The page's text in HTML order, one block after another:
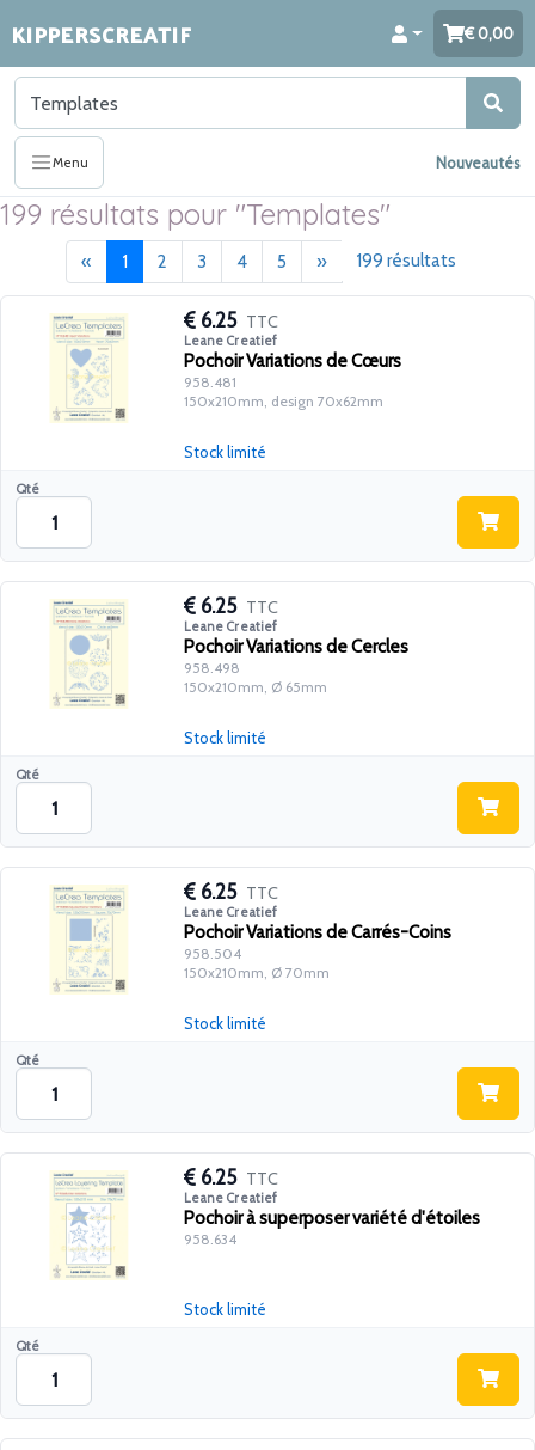
KIPPERSCREATIF 0,00
Menu Nouveautés
199 résultats pour "Templates"
«Précédent
1(current)
2 3 4 5 »Suivant199 résultats
6.25 TTC
Leane Creatief
Pochoir Variations de Cœurs
958.481
150x210mm, design 70x62mm
Qté
Stock limité
6.25 TTC
Leane Creatief
Pochoir Variations de Cercles
958.498
150x210mm, Ø 65mm
Qté
Stock limité
6.25 TTC
Leane Creatief
Pochoir Variations de Carrés-Coins
958.504
150x210mm, Ø 70mm
Qté
Stock limité
6.25 TTC
Leane Creatief
Pochoir à superposer variété d'étoiles
958.634
Qté
Stock limité